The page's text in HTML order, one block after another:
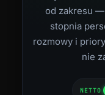
od zakresu
stopnia
rozmowy i
nie
NETTO